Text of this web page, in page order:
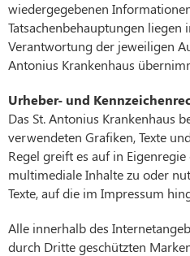
wiedergegebenen
Tatsachenbehauptungen liegen
Verantwortung der jeweiligen
Antonius Krankenhaus
Urheber- und
Das St. Antonius Krankenhaus
verwendeten Grafiken, Texte
Regel greift es auf in
multimediale Inhalte zu oder
Texte, auf die im Impressum
Alle innerhalb des
durch Dritte geschützten